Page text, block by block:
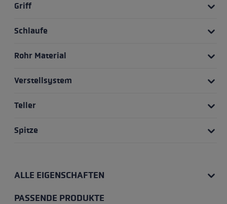
Griff
Schlaufe
Rohr Material
Verstellsystem
Teller
Spitze
ALLE EIGENSCHAFTEN
PASSENDE PRODUKTE